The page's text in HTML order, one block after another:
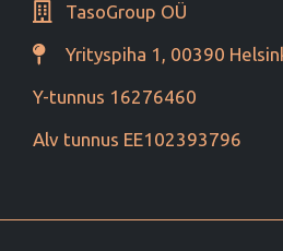
TasoGroup OÜ
Yrityspiha 1, 00390
Y-tunnus 16276460
Alv tunnus EE102393796